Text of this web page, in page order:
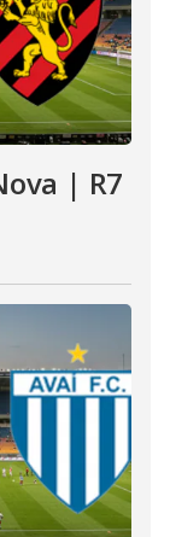
| R7